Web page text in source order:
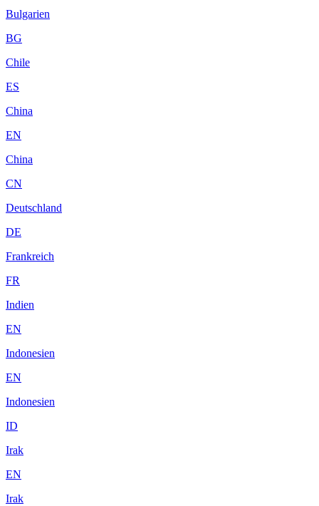
Bulgarien
BG
Chile
ES
China
EN
China
CN
Deutschland
DE
Frankreich
FR
Indien
EN
Indonesien
EN
Indonesien
ID
Irak
EN
Irak